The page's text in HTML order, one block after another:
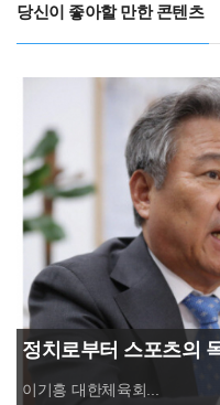
당신이 좋아할 만한 콘텐츠
정치로부터 스포츠의
대한체육회장 연임 성공
이기흥 대한체육회...